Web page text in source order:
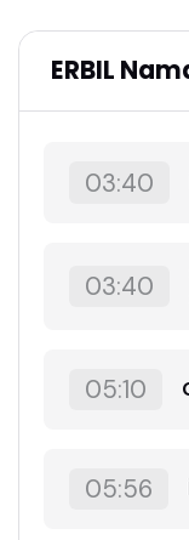
ERBIL
03:40
03:40
05:10
05:56